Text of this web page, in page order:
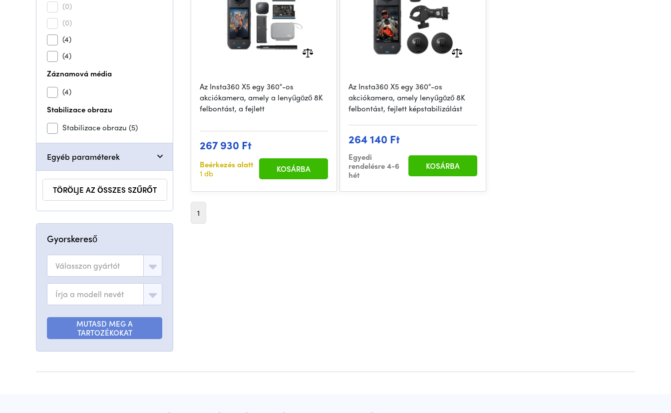
(0)
(0)
(4)
(4)
Záznamová média
(4)
Stabilizace obrazu
Stabilizace obrazu (5)
Egyéb paraméterek
TÖRÖLJE AZ ÖSSZES SZŰRŐT
Gyorskereső
Válasszon gyártót
Írja a modell nevét
MUTASD MEG A
TARTOZÉKOKAT
Az Insta360 X5 egy 360°-os
akciókamera, amely a lenyűgöző 8K
felbontást, a fejlett
267 930 Ft
Beérkezés alatt
1 db
KOSÁRBA
Az Insta360 X5 egy 360°-os
akciókamera, amely lenyűgöző 8K
felbontást, fejlett képstabilizálást
264 140 Ft
Egyedi
rendelésre 4-6
hét
KOSÁRBA
1